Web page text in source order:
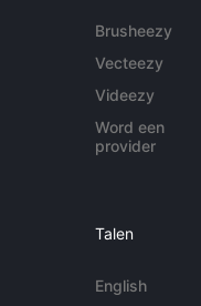
Brusheezy
Vecteezy
Videezy
Word een
provider
Talen
English